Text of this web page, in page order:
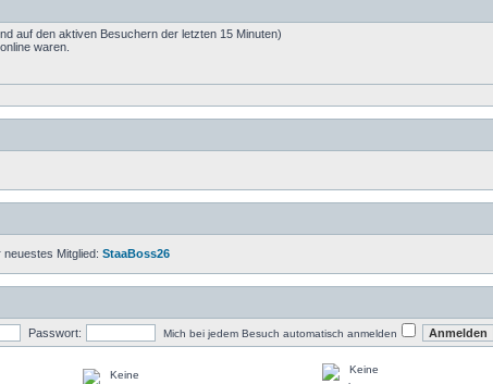
auf den aktiven Besuchern der letzten 15 Minuten)
waren.
neuestes Mitglied: StaaBoss26
Passwort: Mich bei jedem Besuch automatisch anmelden